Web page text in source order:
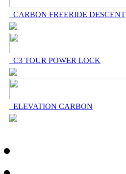
CARBON FREERIDE DESCENT
C3 TOUR POWER LOCK
ELEVATION CARBON